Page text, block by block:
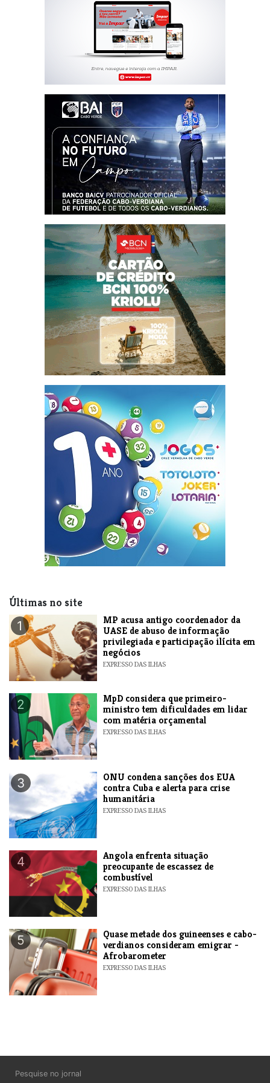
Últimas no site
1
MP acusa antigo coordenador da
UASE de abuso de informação
privilegiada e participação ilícita em
negócios
EXPRESSO DAS ILHAS
2
MpD considera que primeiro-
ministro tem dificuldades em lidar
com matéria orçamental
EXPRESSO DAS ILHAS
3
ONU condena sanções dos EUA
contra Cuba e alerta para crise
humanitária
EXPRESSO DAS ILHAS
4
Angola enfrenta situação
preocupante de escassez de
combustível
EXPRESSO DAS ILHAS
5
Quase metade dos guineenses e cabo-
verdianos consideram emigrar -
Afrobarometer
EXPRESSO DAS ILHAS
Pesquise no jornal